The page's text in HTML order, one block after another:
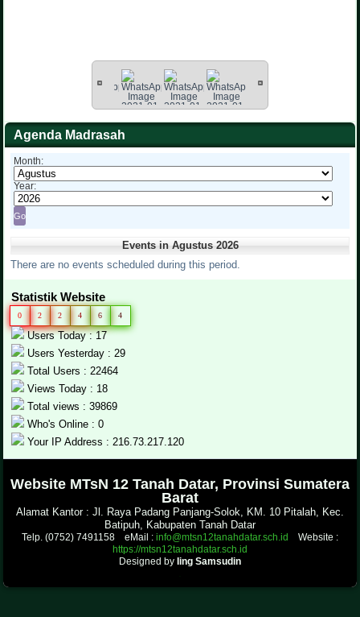
Agenda Madrasah
Month:
Year:
Events in Agustus 2026
There are no events scheduled during this period.
Statistik Website
0 2 2 4 6 4
Users Today : 17
Users Yesterday : 29
Total Users : 22464
Views Today : 18
Total views : 39869
Who's Online : 0
Your IP Address : 216.73.217.120
Website MTsN 12 Tanah Datar, Provinsi Sumatera
Barat
Alamat Kantor : Jl. Raya Padang Panjang-Solok, KM. 10 Pitalah, Kec.
Batipuh, Kabupaten Tanah Datar
Telp. (0752) 7491158 eMail : info@mtsn12tanahdatar.sch.id
Website :
https://mtsn12tanahdatar.sch.id
Designed by Iing Samsudin